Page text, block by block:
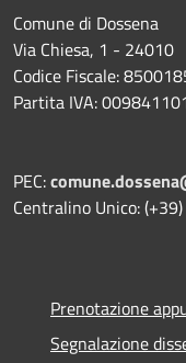
Comune di Dossena
Via Chiesa, 1 - 24010
Codice Fiscale:
Partita IVA:
PEC:
Centralino Unico:
Prenotazione
Segnalazione